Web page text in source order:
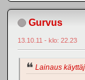
Gurvus
13.10.11 - klo: 22.23
Lainaus